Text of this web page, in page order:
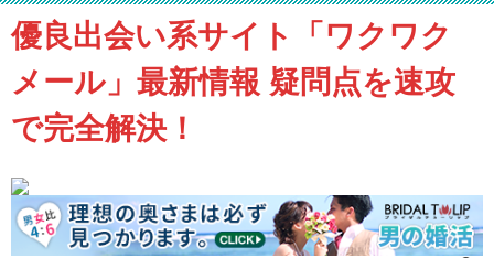
優良出会い系サイト「ワクワク
メール」最新情報 疑問点を速攻
で完全解決！